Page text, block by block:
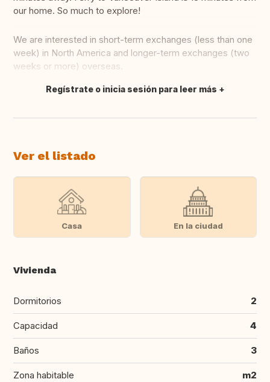
our home. So much to explore!
We are interested in short-term exchanges (less than one
week) in North America and longer-term exchanges (two
weeks or more) overseas.
Traducir
Regístrate o inicia sesión para leer más
Ver el listado
Casa En la ciudad
Vivienda
Dormitorios 2
Capacidad 4
Baños 3
Zona habitable m2